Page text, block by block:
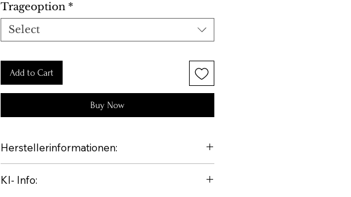
Trageoption *
Select
Add to Cart
Buy Now
Herstellerinformationen:
KI- Info: